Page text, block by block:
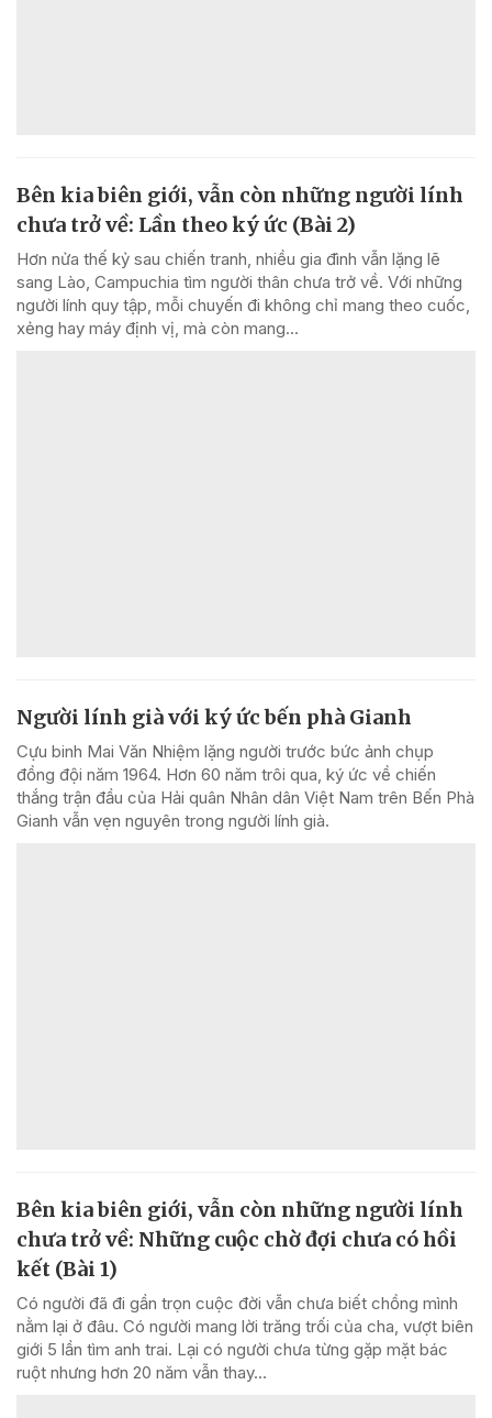
Bên kia biên giới, vẫn còn những người lính
chưa trở về: Lần theo ký ức (Bài 2)
Hơn nửa thế kỷ sau chiến tranh, nhiều gia đình vẫn lặng lẽ
sang Lào, Campuchia tìm người thân chưa trở về. Với những
người lính quy tập, mỗi chuyến đi không chỉ mang theo cuốc,
xẻng hay máy định vị, mà còn mang...
Người lính già với ký ức bến phà Gianh
Cựu binh Mai Văn Nhiệm lặng người trước bức ảnh chụp
đồng đội năm 1964. Hơn 60 năm trôi qua, ký ức về chiến
thắng trận đầu của Hải quân Nhân dân Việt Nam trên Bến Phà
Gianh vẫn vẹn nguyên trong người lính già.
Bên kia biên giới, vẫn còn những người lính
chưa trở về: Những cuộc chờ đợi chưa có hồi
kết (Bài 1)
Có người đã đi gần trọn cuộc đời vẫn chưa biết chồng mình
nằm lại ở đâu. Có người mang lời trăng trối của cha, vượt biên
giới 5 lần tìm anh trai. Lại có người chưa từng gặp mặt bác
ruột nhưng hơn 20 năm vẫn thay...